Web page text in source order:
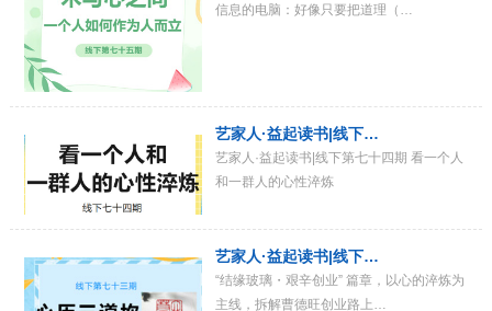
信息的电脑：好像只要把道理（…
艺家人·益起读书|线下…
艺家人·益起读书|线下第七十四期 看一个人
和一群人的心性淬炼
艺家人·益起读书|线下…
“结缘玻璃・艰辛创业” 篇章，以心的淬炼为
主线，拆解曹德旺创业路上…